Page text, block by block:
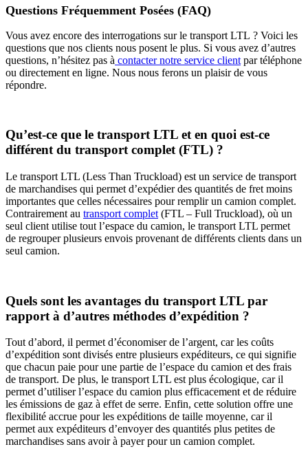
Questions Fréquemment Posées (FAQ)
Vous avez encore des interrogations sur le transport LTL ? Voici les
questions que nos clients nous posent le plus. Si vous avez d’autres
questions, n’hésitez pas à contacter notre service client par téléphone
ou directement en ligne. Nous nous ferons un plaisir de vous
répondre.
Qu’est-ce que le transport LTL et en quoi est-ce
différent du transport complet (FTL) ?
Le transport LTL (Less Than Truckload) est un service de transport
de marchandises qui permet d’expédier des quantités de fret moins
importantes que celles nécessaires pour remplir un camion complet.
Contrairement au transport complet (FTL – Full Truckload), où un
seul client utilise tout l’espace du camion, le transport LTL permet
de regrouper plusieurs envois provenant de différents clients dans un
seul camion.
Quels sont les avantages du transport LTL par
rapport à d’autres méthodes d’expédition ?
Tout d’abord, il permet d’économiser de l’argent, car les coûts
d’expédition sont divisés entre plusieurs expéditeurs, ce qui signifie
que chacun paie pour une partie de l’espace du camion et des frais
de transport. De plus, le transport LTL est plus écologique, car il
permet d’utiliser l’espace du camion plus efficacement et de réduire
les émissions de gaz à effet de serre. Enfin, cette solution offre une
flexibilité accrue pour les expéditions de taille moyenne, car il
permet aux expéditeurs d’envoyer des quantités plus petites de
marchandises sans avoir à payer pour un camion complet.